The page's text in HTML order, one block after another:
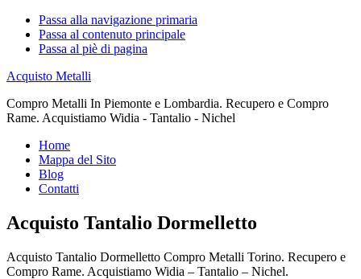
Passa alla navigazione primaria
Passa al contenuto principale
Passa al piè di pagina
Acquisto Metalli
Compro Metalli In Piemonte e Lombardia. Recupero e Compro
Rame. Acquistiamo Widia - Tantalio - Nichel
Home
Mappa del Sito
Blog
Contatti
Acquisto Tantalio Dormelletto
Acquisto Tantalio Dormelletto Compro Metalli Torino. Recupero e
Compro Rame. Acquistiamo Widia – Tantalio – Nichel.